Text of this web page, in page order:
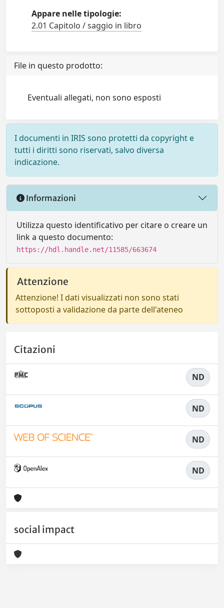
Appare nelle tipologie:
2.01 Capitolo / saggio in libro
File in questo prodotto:
Eventuali allegati, non sono esposti
I documenti in IRIS sono protetti da copyright e
tutti i diritti sono riservati, salvo diversa
indicazione.
Informazioni
Utilizza questo identificativo per citare o creare un
link a questo documento:
https://hdl.handle.net/11585/663674
Attenzione
Attenzione! I dati visualizzati non sono stati
sottoposti a validazione da parte dell'ateneo
Citazioni
ND
ND
ND
ND
social impact